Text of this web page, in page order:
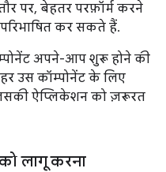
पर, बेहतर परफ़ॉर्म करने
कर सकते हैं.
अपने-आप शुरू होने की
उस कॉम्पोनेंट के लिए
ऐप्लिकेशन को ज़रूरत
लागू करना